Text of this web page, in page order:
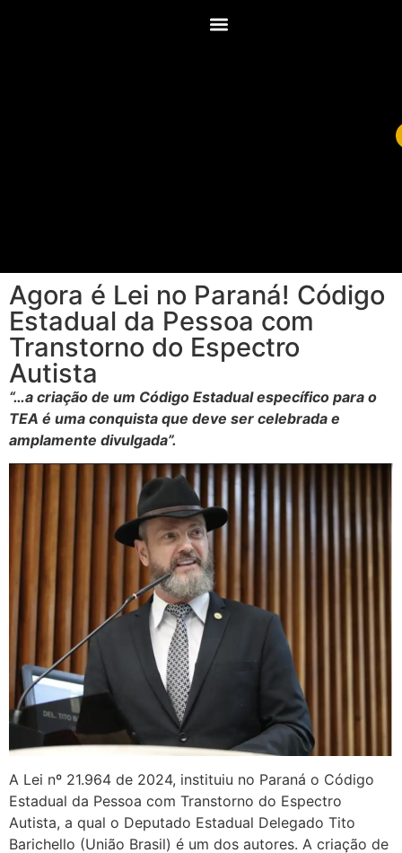
Agora é Lei no Paraná! Código
Estadual da Pessoa com
Transtorno do Espectro
Autista
“…a criação de um Código Estadual específico para o
TEA é uma conquista que deve ser celebrada e
amplamente divulgada”.
A Lei nº 21.964 de 2024, instituiu no Paraná o Código
Estadual da Pessoa com Transtorno do Espectro
Autista, a qual o Deputado Estadual Delegado Tito
Barichello (União Brasil) é um dos autores. A criação de